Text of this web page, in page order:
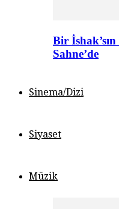
Bir
Sahne’de
Sinema/Dizi
Siyaset
Müzik